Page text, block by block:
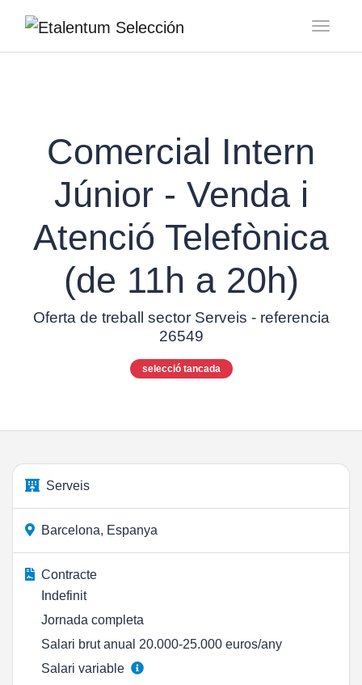
Comercial Intern
Júnior - Venda i
Atenció Telefònica
(de 11h a 20h)
Oferta de treball sector Serveis - referencia
26549
selecció tancada
Serveis
Barcelona, Espanya
Contracte
Indefinit
Jornada completa
Salari brut anual 20.000-25.000 euros/any
Salari variable